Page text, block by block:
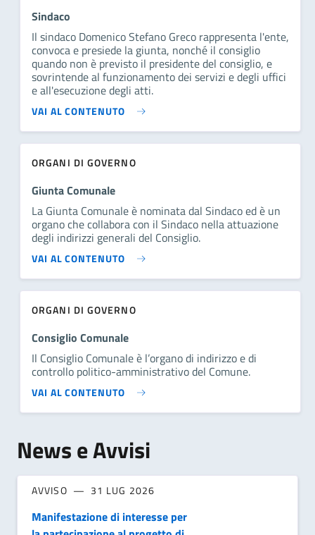
Sindaco
Il sindaco Domenico Stefano Greco rappresenta l'ente,
convoca e presiede la giunta, nonché il consiglio
quando non è previsto il presidente del consiglio, e
sovrintende al funzionamento dei servizi e degli uffici
e all'esecuzione degli atti.
VAI AL CONTENUTO
ORGANI DI GOVERNO
Giunta Comunale
La Giunta Comunale è nominata dal Sindaco ed è un
organo che collabora con il Sindaco nella attuazione
degli indirizzi generali del Consiglio.
VAI AL CONTENUTO
ORGANI DI GOVERNO
Consiglio Comunale
Il Consiglio Comunale è l’organo di indirizzo e di
controllo politico-amministrativo del Comune.
VAI AL CONTENUTO
News e Avvisi
AVVISO 31 LUG 2026
Manifestazione di interesse per